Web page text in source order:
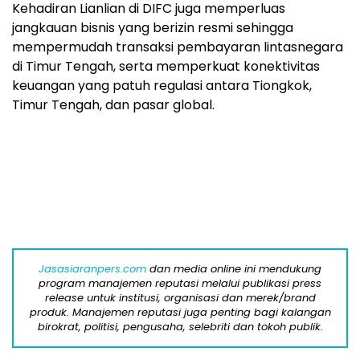
Kehadiran Lianlian di DIFC juga memperluas
jangkauan bisnis yang berizin resmi sehingga
mempermudah transaksi pembayaran lintasnegara
di Timur Tengah, serta memperkuat konektivitas
keuangan yang patuh regulasi antara Tiongkok,
Timur Tengah, dan pasar global.
Jasasiaranpers.com dan media online ini mendukung
program manajemen reputasi melalui publikasi press
release untuk institusi, organisasi dan merek/brand
produk. Manajemen reputasi juga penting bagi kalangan
birokrat, politisi, pengusaha, selebriti dan tokoh publik.